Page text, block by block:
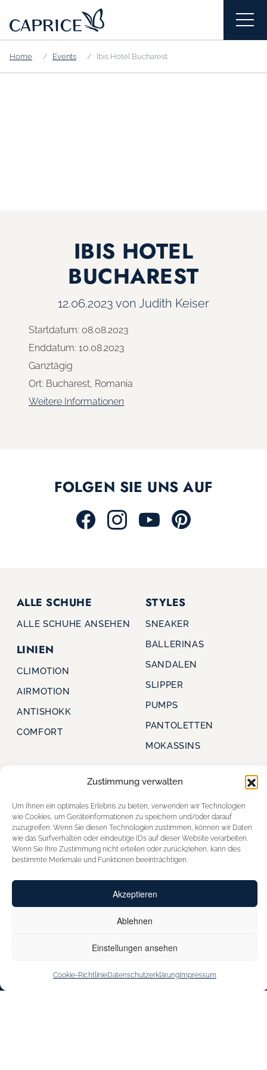
Zustimmung verwalten
Um Ihnen ein optimales Erlebnis zu bieten, verwenden wir Technologien
wie Cookies, um Geräteinformationen zu speichern und/oder darauf
zuzugreifen. Wenn Sie diesen Technologien zustimmen, können wir Daten
wie das Surfverhalten oder eindeutige IDs auf dieser Website verarbeiten.
Wenn Sie Ihre Zustimmung nicht erteilen oder zurückziehen, kann dies
bestimmte Merkmale und Funktionen beeinträchtigen.
Akzeptieren
Ablehnen
Einstellungen ansehen
Cookie-RichtlinieDatenschutzerklärung Impressum
Home Events Ibis Hotel Bucharest
IBIS HOTEL
BUCHAREST
12.06.2023 von Judith Keiser
Startdatum: 08.08.2023
Enddatum: 10.08.2023
Ganztägig
Ort: Bucharest, Romania
Weitere Informationen
FOLGEN SIE UNS AUF
ALLE SCHUHE
ALLE SCHUHE ANSEHEN
LINIEN
CLIMOTION
AIRMOTION
ANTISHOKK
COMFORT
STYLES
SNEAKER
BALLERINAS
SANDALEN
SLIPPER
PUMPS
PANTOLETTEN
MOKASSINS
STARTSEITE
INSPIRATION
CAPRICE
FÜR HÄNDLER
MESSEN
VERTRETUNGEN
SHOE OUTLET